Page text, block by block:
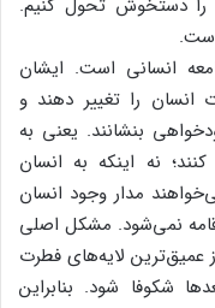
انسانی است. ایشان
انسان را تغییر دهند و
بنشانند. یعنی به
نه اینکه به انسان
مدار وجود انسان
اقامه نمی‌شود. مشکل اصلی
عمیق‌ترین لایه‌های فطرت
شکوفا شود. بنابراین